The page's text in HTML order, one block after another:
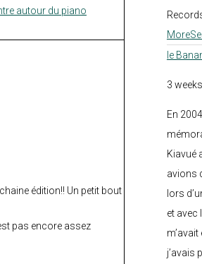
autour du piano
édition!! Un petit bout
pas encore assez
More
le
3
En
Kiavué
avions
lors
et avec
j’avais